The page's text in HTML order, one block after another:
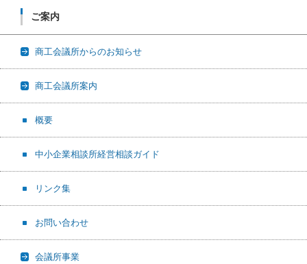
ご案内
商工会議所からのお知らせ
商工会議所案内
概要
中小企業相談所経営相談ガイド
リンク集
お問い合わせ
会議所事業